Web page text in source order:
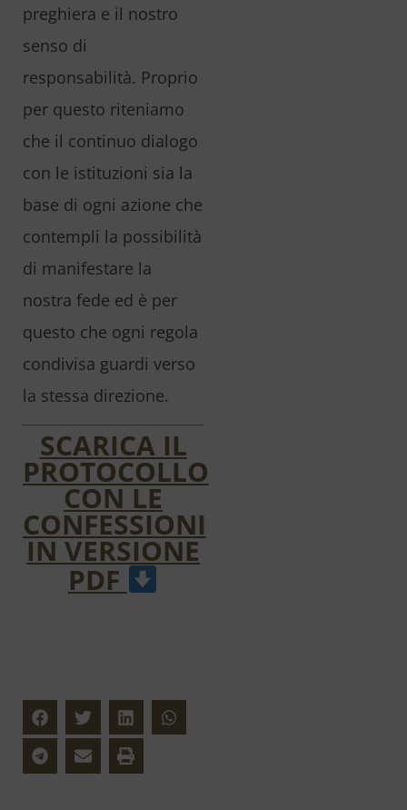
preghiera e il nostro
senso di
responsabilità. Proprio
per questo riteniamo
che il continuo dialogo
con le istituzioni sia la
base di ogni azione che
contempli la possibilità
di manifestare la
nostra fede ed è per
questo che ogni regola
condivisa guardi verso
la stessa direzione.
SCARICA IL
PROTOCOLLO
CON LE
CONFESSIONI
IN VERSIONE
PDF